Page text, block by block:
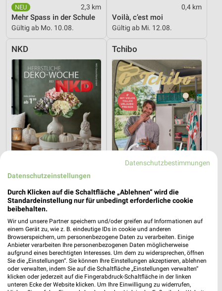
2,3 km
Mehr Spass in der Schule
Gültig ab Mo. 10.08.
0,4 km
Voilà, c’est moi
Gültig ab Mi. 12.08.
NKD
3,2 km
Herbstliche Deko-Woche
Tchibo
0,4 km
Einfach draußen kochen
Tchibo Tchibo
Datenschutzbestimmungen
Datenschutzeinstellungen
Durch Klicken auf die Schaltfläche „Ablehnen“ wird die
Standardeinstellung nur für unbedingt erforderliche cookie
beibehalten.
Wir und unsere Partner speichern und/oder greifen auf Informationen auf
einem Gerät zu, wie z. B. eindeutige IDs in cookie und anderen
Browserspeichern, um personenbezogene Daten zu verarbeiten. Einige
Anbieter verarbeiten Ihre personenbezogenen Daten möglicherweise
aufgrund eines berechtigten Interesses. Um dem zu widersprechen, öffnen
Sie die „Einstellungen“. Sie können Ihre Einstellungen akzeptieren, ablehnen
oder verwalten, indem Sie auf die Schaltfläche „Einstellungen verwalten“
klicken oder jederzeit auf die Fingerabdruck-Schaltfläche in der linken
unteren Ecke der Website klicken. Um Ihre Einwilligung zu widerrufen,